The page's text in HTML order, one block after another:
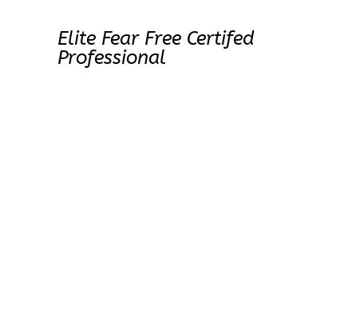
Elite Fear Free Certifed
Professional